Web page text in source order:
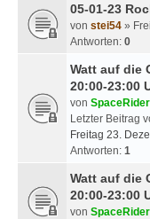
05-01-23
von stei54 »
Antworten: 0
Watt auf die
20:00-23:00
von SpaceRider
Letzter Beitrag
Freitag 23.
Antworten: 1
Watt auf die
20:00-23:00
von SpaceRider